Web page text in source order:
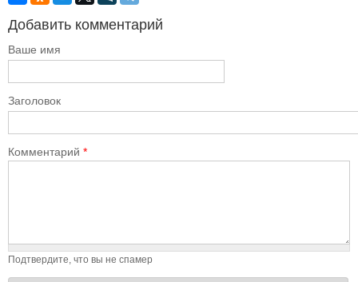
Добавить комментарий
Ваше имя
Заголовок
Комментарий *
Подтвердите, что вы не спамер